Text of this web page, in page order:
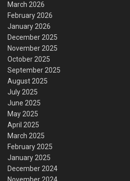
March 2026
February 2026
January 2026
December 2025
November 2025
October 2025
September 2025
August 2025
July 2025
June 2025
May 2025
April 2025
March 2025
February 2025
January 2025
December 2024